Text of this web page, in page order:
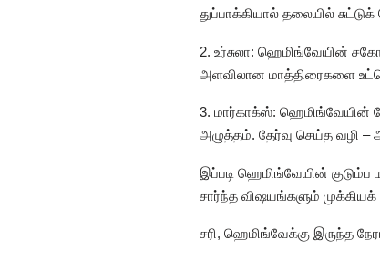
துப்பாக்கியால் தலையில்
2. உர்சுலா: ஹெமிங்வேயின்
அளவிலான மாத்திரைகளை
3. மார்காக்ஸ்:
அழுத்தம். தேர்வு செய்த வழி
இப்படி ஹெமிங்வேயின்
சார்ந்த விஷயங்களும்
சரி, ஹெமிங்வேக்கு இருந்த